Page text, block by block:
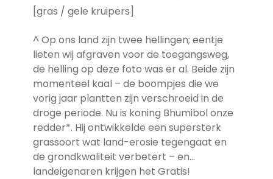
[gras / gele kruipers]
^ Op ons land zijn twee hellingen; eentje
lieten wij afgraven voor de toegangsweg,
de helling op deze foto was er al. Beide zijn
momenteel kaal – de boompjes die we
vorig jaar plantten zijn verschroeid in de
droge periode. Nu is koning Bhumibol onze
redder*. Hij ontwikkelde een supersterk
grassoort wat land-erosie tegengaat en
de grondkwaliteit verbetert – en…
landeigenaren krijgen het Gratis!